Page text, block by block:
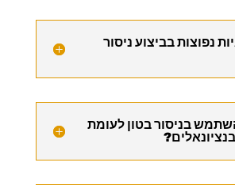
נפוצות בביצוע ניסור
בניסור בטון לעומת